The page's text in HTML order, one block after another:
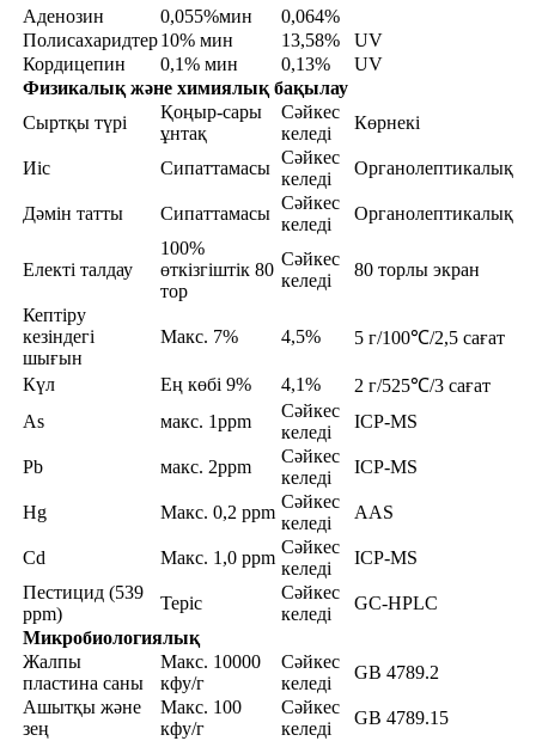
Аденозин
0,055%мин
0,064%
Полисахаридтер10% мин 13,58%
UV
Кордицепин
0,1% мин 0,13%
UV
Физикалық және химиялық бақылау
Сыртқы түрі
Қоңыр-сары
ұнтақ
Сәйкес
келеді
Көрнекі
Иіс Сипаттамасы
Сәйкес
келеді
Органолептикалық
Дәмін татты Сипаттамасы
Сәйкес
келеді
Органолептикалық
Електі талдау
100%
өткізгіштік 80
тор
Сәйкес
келеді
80 торлы экран
Кептіру
кезіндегі
шығын
Макс. 7% 4,5% 5 г/100℃/2,5 сағат
Күл Ең көбі 9% 4,1%
2 г/525℃/3 сағат
As
макс. 1ppm
Сәйкес
келеді
ICP-MS
Pb макс. 2ppm
Сәйкес
келеді
ICP-MS
Hg Макс. 0,2 ppm
Сәйкес
келеді
AAS
Cd Макс. 1,0 ppm
Сәйкес
келеді
ICP-MS
Пестицид (539
ppm)
Теріс
Сәйкес
келеді
GC-HPLC
Микробиологиялық
Жалпы
пластина саны
Макс. 10000
кфу/г
Сәйкес
келеді
GB 4789.2
Ашытқы және
зең
Макс. 100
кфу/г
Сәйкес
келеді
GB 4789.15